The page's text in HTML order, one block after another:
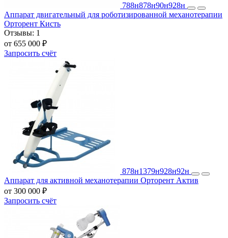
788н878н90н928н
Аппарат двигательный для роботизированной механотерапии
Орторент Кисть
Отзывы: 1
от 655 000 ₽
Запросить счёт
878н1379н928н92н
Аппарат для активной механотерапии Орторент Актив
от 300 000 ₽
Запросить счёт